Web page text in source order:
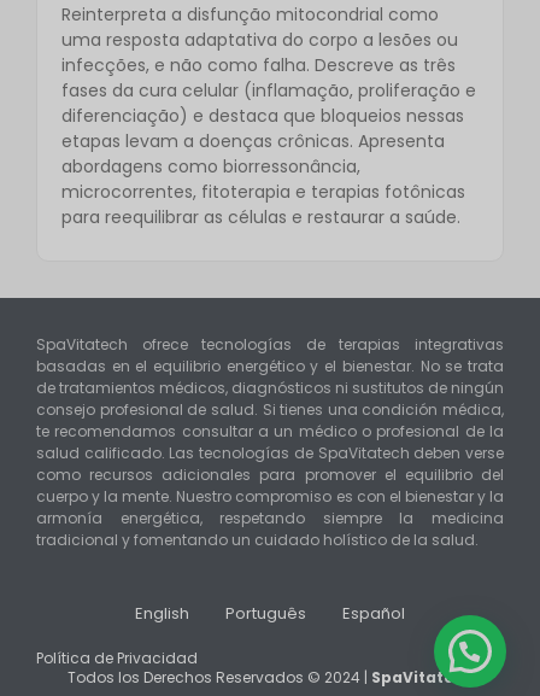
Reinterpreta a disfunção mitocondrial como
uma resposta adaptativa do corpo a lesões ou
infecções, e não como falha. Descreve as três
fases da cura celular (inflamação, proliferação e
diferenciação) e destaca que bloqueios nessas
etapas levam a doenças crônicas. Apresenta
abordagens como biorressonância,
microcorrentes, fitoterapia e terapias fotônicas
para reequilibrar as células e restaurar a saúde.
SpaVitatech ofrece tecnologías de terapias integrativas
basadas en el equilibrio energético y el bienestar. No se trata
de tratamientos médicos, diagnósticos ni sustitutos de ningún
consejo profesional de salud. Si tienes una condición médica,
te recomendamos consultar a un médico o profesional de la
salud calificado. Las tecnologías de SpaVitatech deben verse
como recursos adicionales para promover el equilibrio del
cuerpo y la mente. Nuestro compromiso es con el bienestar y la
armonía energética, respetando siempre la medicina
tradicional y fomentando un cuidado holístico de la salud.
Política de Privacidad
Todos los Derechos Reservados © 2024 | SpaVitatech
English Português Español